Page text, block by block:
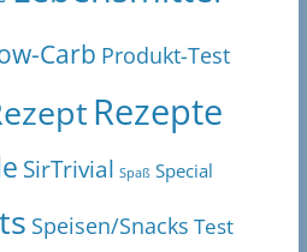
Carb Produkt-Test
Rezepte
SirTrivial Spaß Special
Speisen/Snacks Test